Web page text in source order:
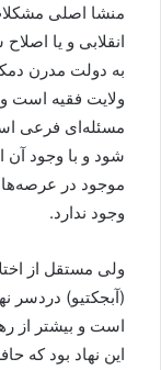
منشا اصلی
انقلابی و یا
به دولت مدرن
ولایت فقیه است و
مسئله‌ای فرعی
شود و با وجود آن
موجود در
وجود ندارد.
ولی مستقل از
(آبجکتیو) دردسر
است و بیشتر از
این نهاد بود